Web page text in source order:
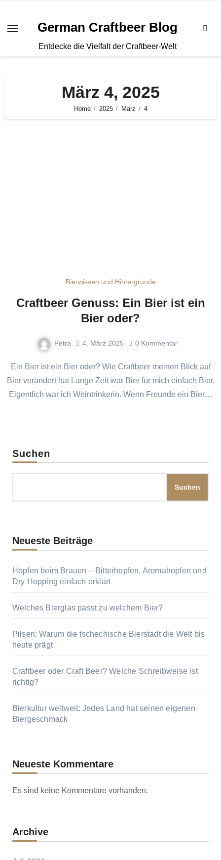
springen
German Craftbeer Blog
Entdecke die Vielfalt der Craftbeer-Welt
März 4, 2025
Home 2025 März 4
Bierwissen und Hintergründe
Craftbeer Genuss: Ein Bier ist ein
Bier oder?
Petra 4. März 2025 0 Kommentar
Ein Bier ist ein Bier oder? Wie Craftbeer meinen Blick auf
Bier verändert hat Lange Zeit war Bier für mich einfach Bier.
Eigentlich war ich Weintrinkerin. Wenn Freunde ein Bier…
Suchen
Suchen
Neueste Beiträge
Hopfen beim Brauen – Bitterhopfen, Aromahopfen und
Dry Hopping einfach erklärt
Welches Bierglas passt zu welchem Bier?
Pilsen: Warum die tschechische Bierstadt die Welt bis
heute prägt
Craftbeer oder Craft Beer? Welche Schreibweise ist
richtig?
Bierkultur weltweit: Jedes Land hat seinen eigenen
Biergeschmack
Neueste Kommentare
Es sind keine Kommentare vorhanden.
Archive